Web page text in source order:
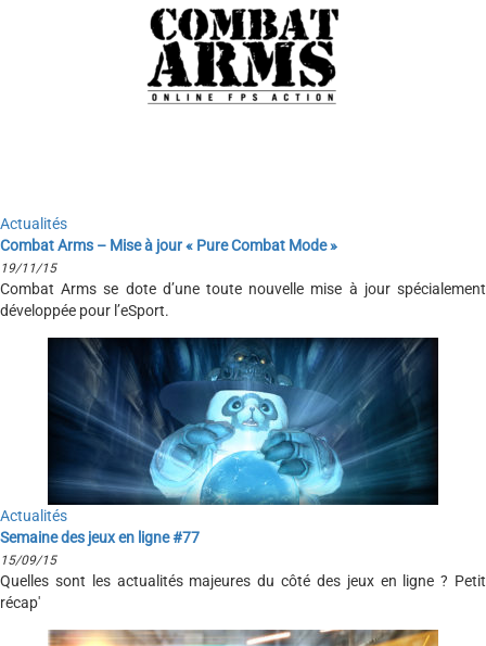
Actualités
Combat Arms – Mise à jour « Pure Combat Mode »
19/11/15
Combat Arms se dote d’une toute nouvelle mise à jour spécialement
développée pour l’eSport.
Actualités
Semaine des jeux en ligne #77
15/09/15
Quelles sont les actualités majeures du côté des jeux en ligne ? Petit
récap'